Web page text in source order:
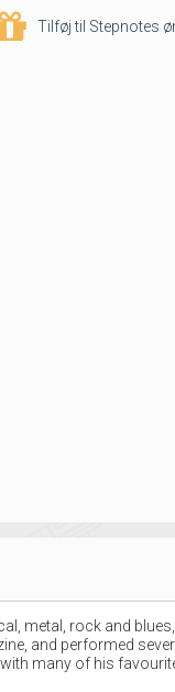
Tilføj til Stepnotes
metal, rock and
and performed
many of his